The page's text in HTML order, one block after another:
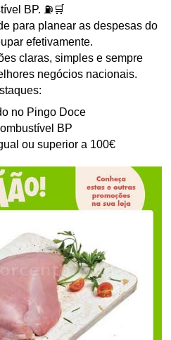
BP. ⛽🛒
para planear as despesas do
efetivamente.
claras, simples e sempre
negócios nacionais.
no Pingo Doce
BP
ou superior a 100€